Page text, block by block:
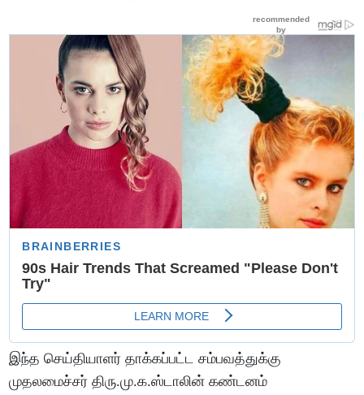
இந்த செய்தியாளர்‌ தாக்கப்பட்ட சம்பவத்துக்கு
முதலமைச்சர்‌ திரு.மு.க.ஸ்டாலின்‌ கண்டனம்‌